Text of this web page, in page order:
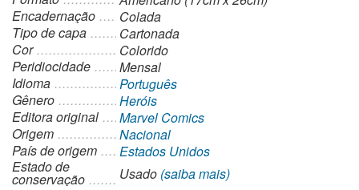
Encadernação
Colada
Tipo de capa
Cartonada
Cor
Colorido
Peridiocidade
Mensal
Idioma
Português
Gênero
Heróis
Editora original
Marvel Comics
Origem
Nacional
País de origem
Estados Unidos
Estado de
conservação Usado (saiba mais)